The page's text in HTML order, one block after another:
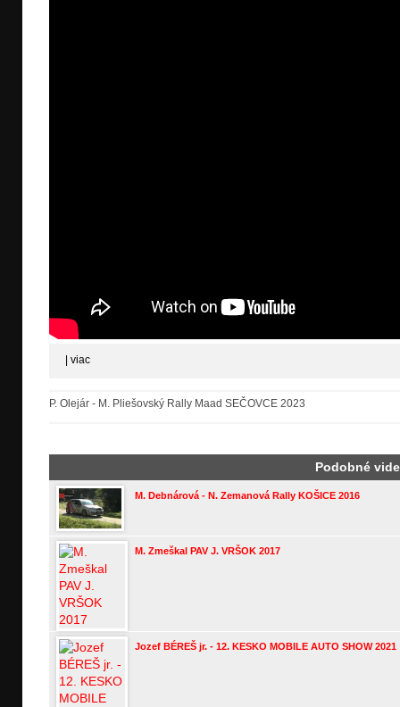
viac
P. Olejár - M. Pliešovský Rally Maad SEČOVCE 2023
Podobné
M. Debnárová - N. Zemanová Rally KOŠICE 2016
M. Zmeškal PAV J. VRŠOK 2017
Jozef BÉREŠ jr. - 12. KESKO MOBILE AUTO SHOW 2021